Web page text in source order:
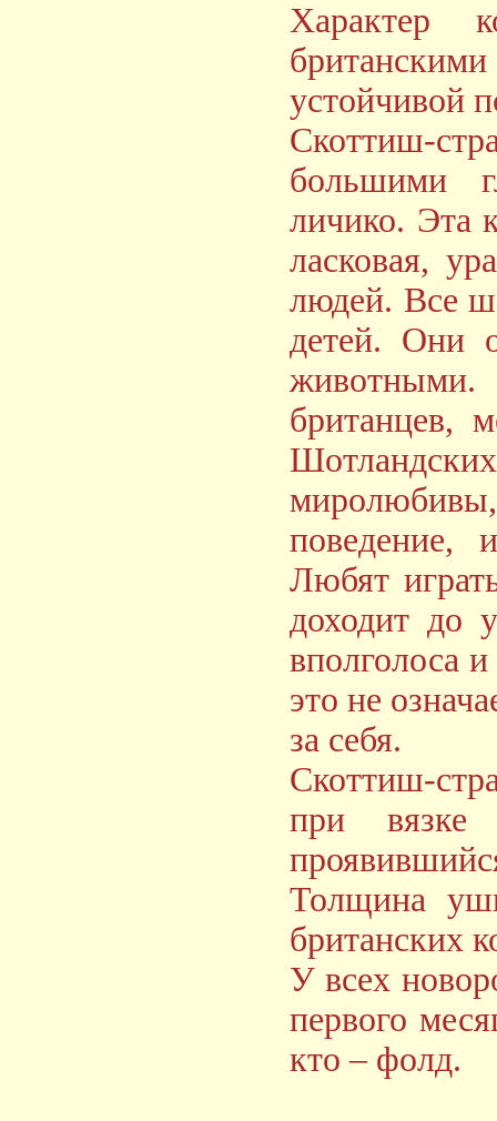
Характер
устойчивой
Скоттиш-
большими
личико. Эта
ласковая,
людей. Все
детей. Они
британцев,
поведение,
Любят
доходит до
вполголоса
это не
за себя.
Скоттиш-
при вязке
Толщина
британских
У всех
первого
кто – фолд.